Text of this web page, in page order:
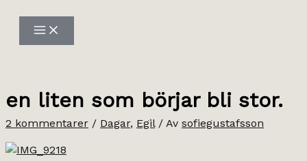
innehåll
en liten som börjar bli stor.
2 kommentarer / Dagar, Egil/ Av sofiegustafsson